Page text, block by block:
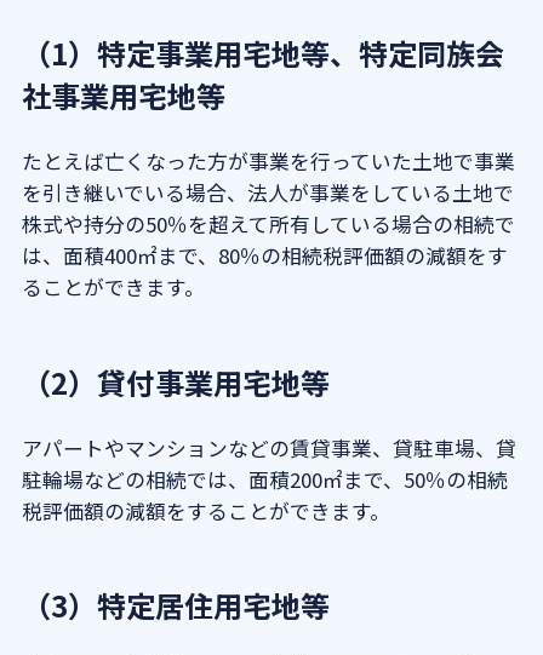
（1）特定事業用宅地等、特定同族会
社事業用宅地等
たとえば亡くなった方が事業を行っていた土地で事業
を引き継いでいる場合、法人が事業をしている土地で
株式や持分の50％を超えて所有している場合の相続で
は、面積400㎡まで、80％の相続税評価額の減額をす
ることができます。
（2）貸付事業用宅地等
アパートやマンションなどの賃貸事業、貸駐車場、貸
駐輪場などの相続では、面積200㎡まで、50％の相続
税評価額の減額をすることができます。
（3）特定居住用宅地等